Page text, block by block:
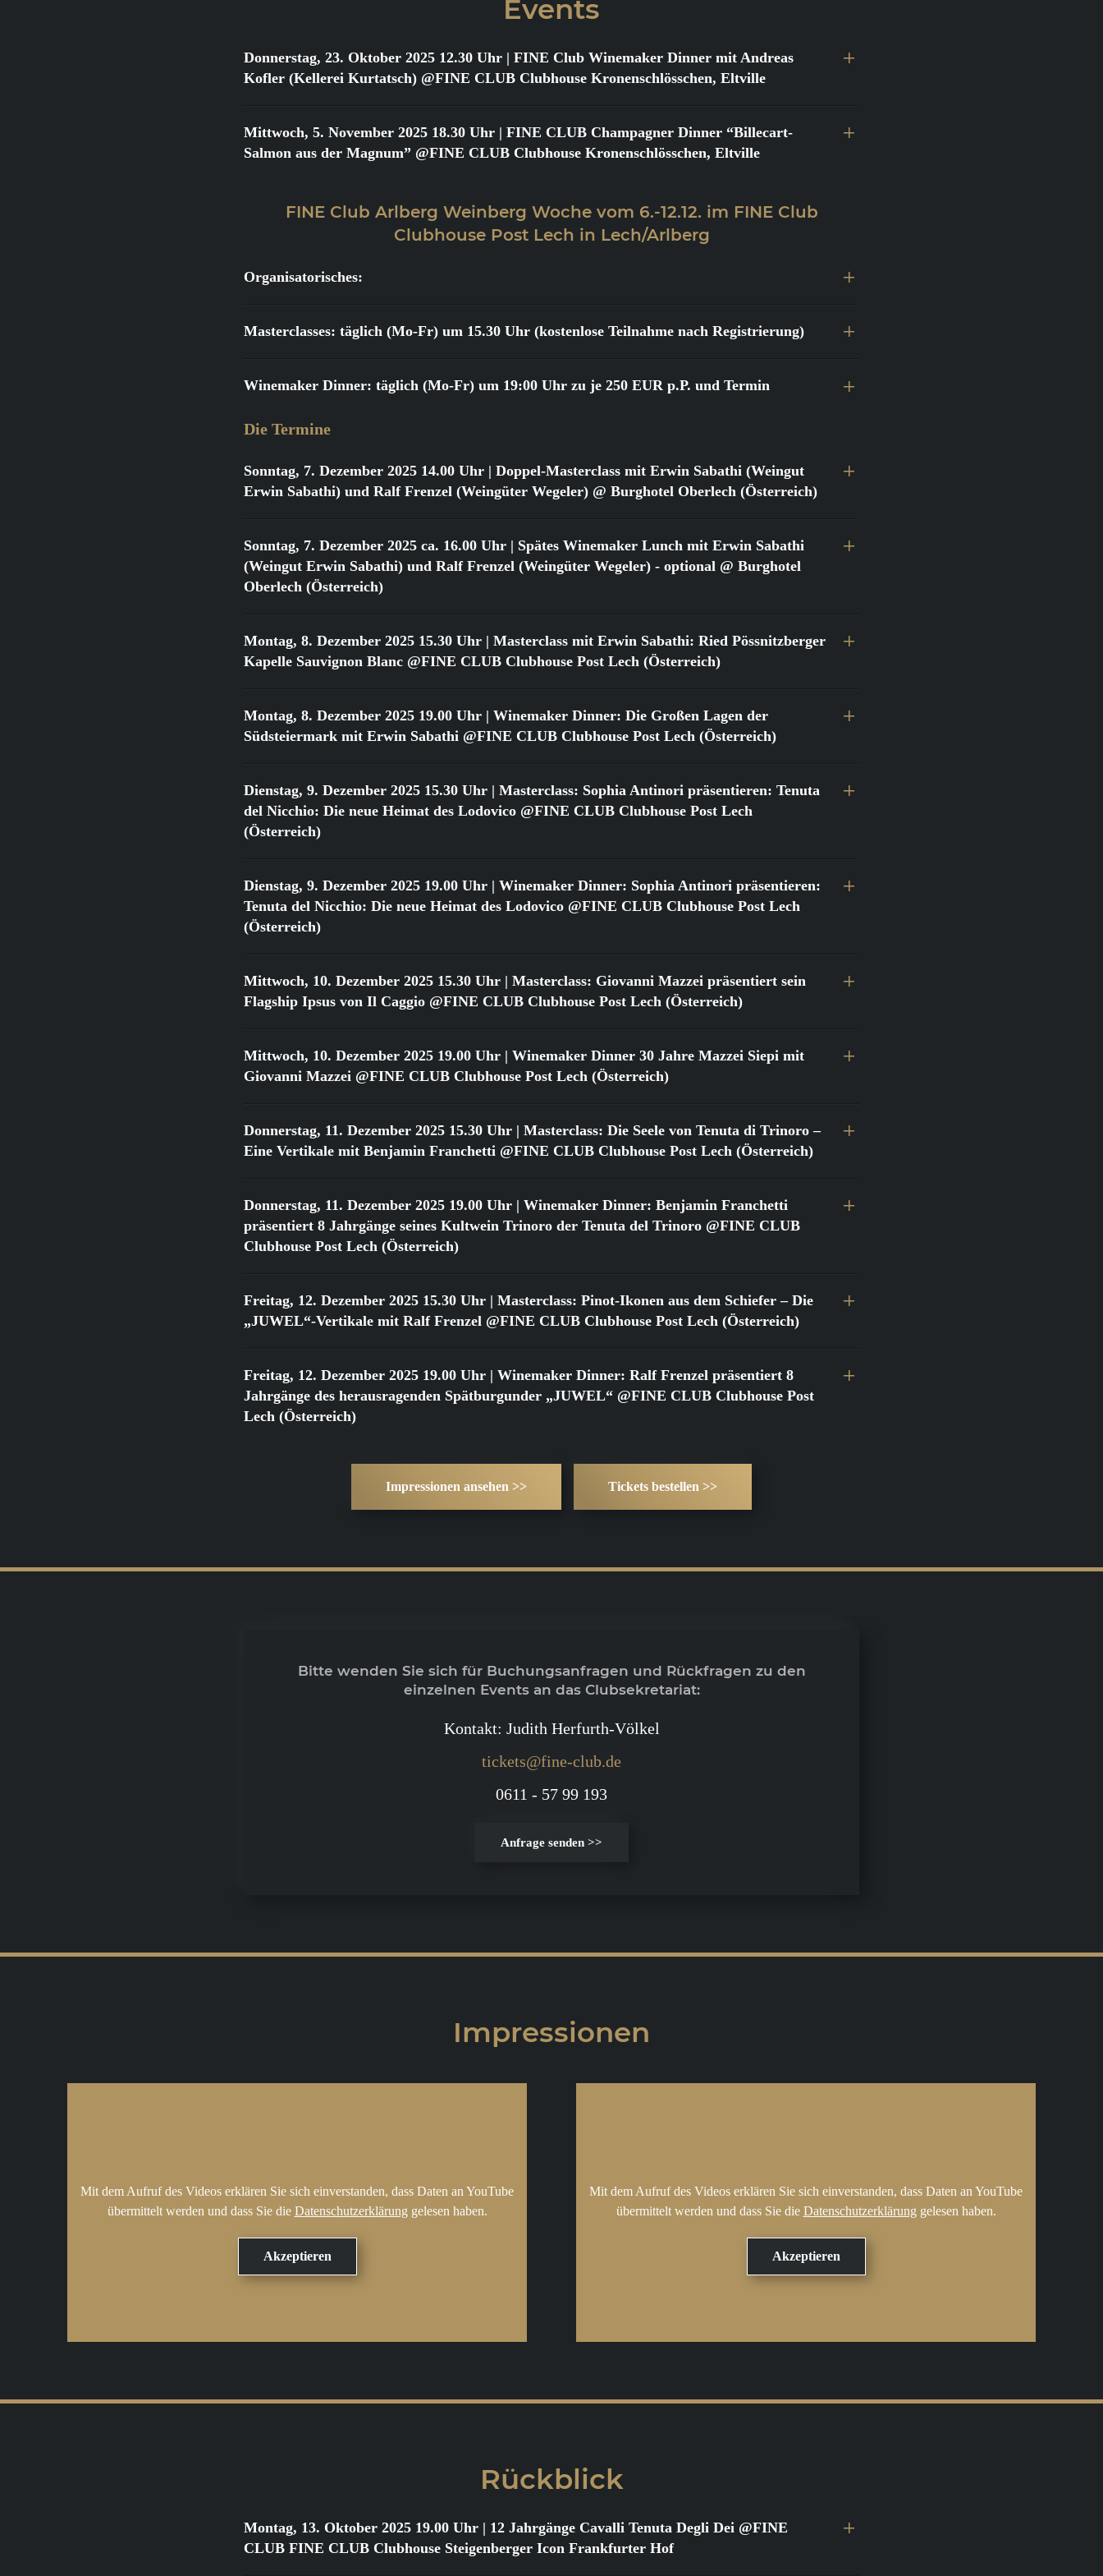
Events
Donnerstag, 23. Oktober 2025 12.30 Uhr | FINE Club Winemaker Dinner mit Andreas
Kofler (Kellerei Kurtatsch) @FINE CLUB Clubhouse Kronenschlösschen, Eltville
Mittwoch, 5. November 2025 18.30 Uhr | FINE CLUB Champagner Dinner “Billecart-
Salmon aus der Magnum” @FINE CLUB Clubhouse Kronenschlösschen, Eltville
FINE Club Arlberg Weinberg Woche vom 6.-12.12. im FINE Club
Clubhouse Post Lech in Lech/Arlberg
Organisatorisches:
Masterclasses: täglich (Mo-Fr) um 15.30 Uhr (kostenlose Teilnahme nach Registrierung)
Winemaker Dinner: täglich (Mo-Fr) um 19:00 Uhr zu je 250 EUR p.P. und Termin
Die Termine
Sonntag, 7. Dezember 2025 14.00 Uhr | Doppel-Masterclass mit Erwin Sabathi (Weingut
Erwin Sabathi) und Ralf Frenzel (Weingüter Wegeler) @ Burghotel Oberlech (Österreich)
Sonntag, 7. Dezember 2025 ca. 16.00 Uhr | Spätes Winemaker Lunch mit Erwin Sabathi
(Weingut Erwin Sabathi) und Ralf Frenzel (Weingüter Wegeler) - optional @ Burghotel
Oberlech (Österreich)
Montag, 8. Dezember 2025 15.30 Uhr | Masterclass mit Erwin Sabathi: Ried Pössnitzberger
Kapelle Sauvignon Blanc @FINE CLUB Clubhouse Post Lech (Österreich)
Montag, 8. Dezember 2025 19.00 Uhr | Winemaker Dinner: Die Großen Lagen der
Südsteiermark mit Erwin Sabathi @FINE CLUB Clubhouse Post Lech (Österreich)
Dienstag, 9. Dezember 2025 15.30 Uhr | Masterclass: Sophia Antinori präsentieren: Tenuta
del Nicchio: Die neue Heimat des Lodovico @FINE CLUB Clubhouse Post Lech
(Österreich)
Dienstag, 9. Dezember 2025 19.00 Uhr | Winemaker Dinner: Sophia Antinori präsentieren:
Tenuta del Nicchio: Die neue Heimat des Lodovico @FINE CLUB Clubhouse Post Lech
(Österreich)
Mittwoch, 10. Dezember 2025 15.30 Uhr | Masterclass: Giovanni Mazzei präsentiert sein
Flagship Ipsus von Il Caggio @FINE CLUB Clubhouse Post Lech (Österreich)
Mittwoch, 10. Dezember 2025 19.00 Uhr | Winemaker Dinner 30 Jahre Mazzei Siepi mit
Giovanni Mazzei @FINE CLUB Clubhouse Post Lech (Österreich)
Donnerstag, 11. Dezember 2025 15.30 Uhr | Masterclass: Die Seele von Tenuta di Trinoro –
Eine Vertikale mit Benjamin Franchetti @FINE CLUB Clubhouse Post Lech (Österreich)
Donnerstag, 11. Dezember 2025 19.00 Uhr | Winemaker Dinner: Benjamin Franchetti
präsentiert 8 Jahrgänge seines Kultwein Trinoro der Tenuta del Trinoro @FINE CLUB
Clubhouse Post Lech (Österreich)
Freitag, 12. Dezember 2025 15.30 Uhr | Masterclass: Pinot-Ikonen aus dem Schiefer – Die
„JUWEL“-Vertikale mit Ralf Frenzel @FINE CLUB Clubhouse Post Lech (Österreich)
Freitag, 12. Dezember 2025 19.00 Uhr | Winemaker Dinner: Ralf Frenzel präsentiert 8
Jahrgänge des herausragenden Spätburgunder „JUWEL“ @FINE CLUB Clubhouse Post
Lech (Österreich)
Impressionen ansehen >> Tickets bestellen >>
Bitte wenden Sie sich für Buchungsanfragen und Rückfragen zu den
einzelnen Events an das Clubsekretariat:
Kontakt: Judith Herfurth-Völkel
tickets@fine-club.de
0611 - 57 99 193
Anfrage senden >>
Impressionen
Mit dem Aufruf des Videos erklären Sie sich einverstanden, dass Daten an YouTube
übermittelt werden und dass Sie die Datenschutzerklärung gelesen haben.
Mit dem Aufruf des Videos erklären Sie sich einverstanden, dass Daten an YouTube
übermittelt werden und dass Sie die Datenschutzerklärung gelesen haben.
Rückblick
Montag, 13. Oktober 2025 19.00 Uhr | 12 Jahrgänge Cavalli Tenuta Degli Dei @FINE
CLUB FINE CLUB Clubhouse Steigenberger Icon Frankfurter Hof